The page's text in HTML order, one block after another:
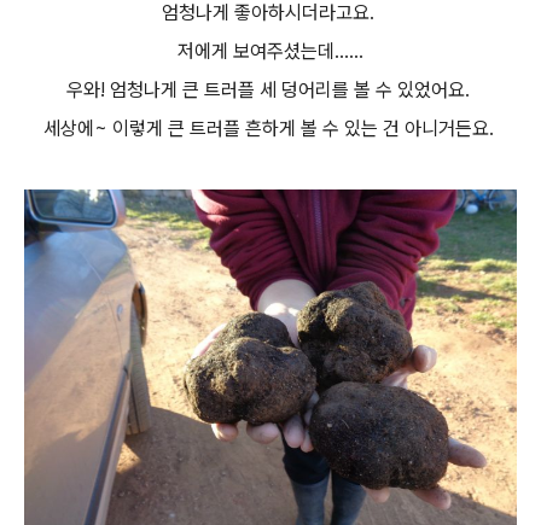
엄청나게 좋아하시더라고요.
저에게 보여주셨는데......
우와! 엄청나게 큰 트러플 세 덩어리를 볼 수 있었어요.
세상에~ 이렇게 큰 트러플 흔하게 볼 수 있는 건 아니거든요.